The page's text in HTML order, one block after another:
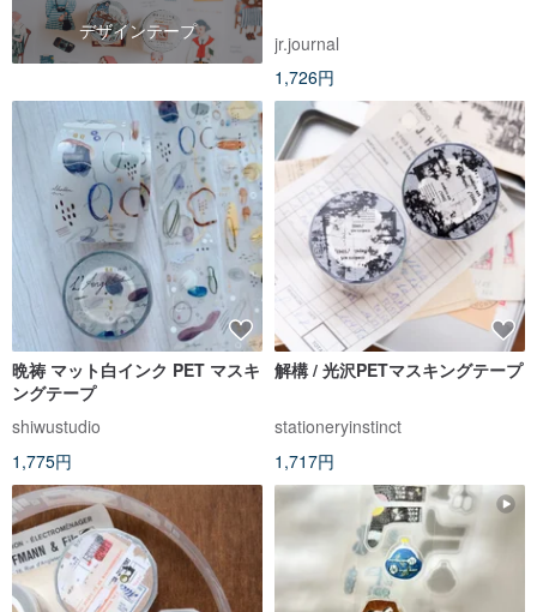
デザインテープ
jr.journal
1,726円
晩祷 マット白インク PET マスキ
ングテープ
shiwustudio
1,775円
解構 / 光沢PETマスキングテープ
stationeryinstinct
1,717円